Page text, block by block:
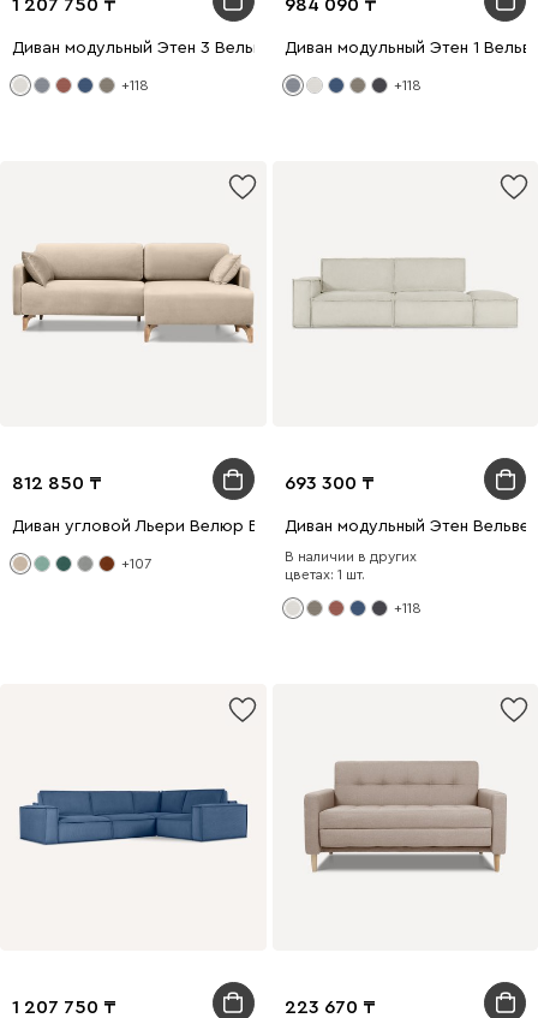
1 207 750
Диван модульный Этен 3 Вельвет Молочный
+118
984 090
Диван модульный Этен 1
+118
812 850
Диван угловой Льери Велюр Бежевый
+107
693 300
Диван модульный Этен
В наличии в других
цветах: 1 шт.
+118
1 207 750 223 670